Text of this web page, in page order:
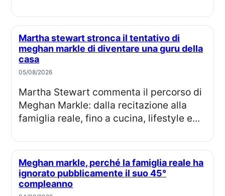
Martha stewart stronca il tentativo di
meghan markle di diventare una guru della
casa
05/08/2026
Martha Stewart commenta il percorso di
Meghan Markle: dalla recitazione alla
famiglia reale, fino a cucina, lifestyle e...
Meghan markle, perché la famiglia reale ha
ignorato pubblicamente il suo 45°
compleanno